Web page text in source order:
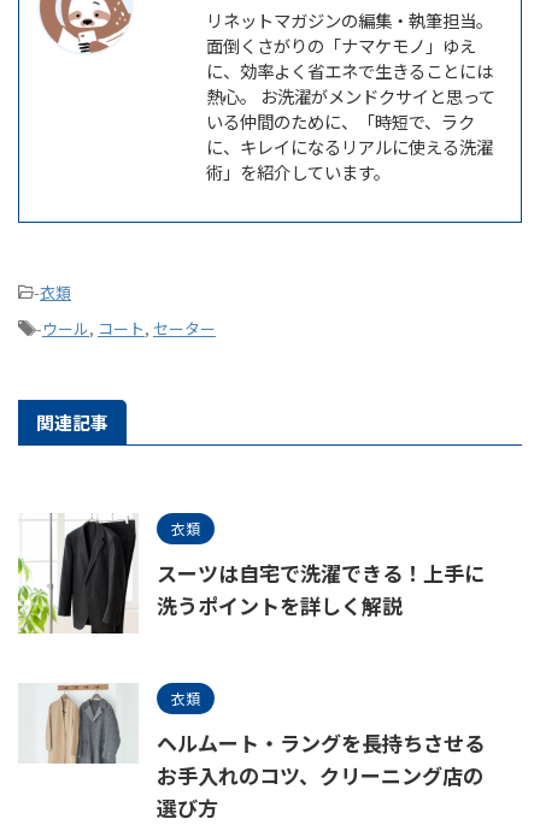
リネットマガジンの編集・執筆担当。
面倒くさがりの「ナマケモノ」ゆえ
に、効率よく省エネで生きることには
熱心。 お洗濯がメンドクサイと思って
いる仲間のために、「時短で、ラク
に、キレイになるリアルに使える洗濯
術」を紹介しています。
-衣類
-ウール, コート, セーター
関連記事
衣類
スーツは自宅で洗濯できる！上手に
洗うポイントを詳しく解説
衣類
ヘルムート・ラングを長持ちさせる
お手入れのコツ、クリーニング店の
選び方